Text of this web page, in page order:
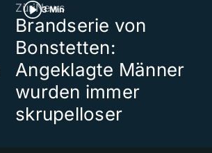
3 Min
ZüriNews
Brandserie von
Bonstetten:
Angeklagte Männer
wurden immer
skrupelloser